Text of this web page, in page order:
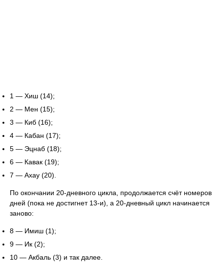
1 — Хиш (14);
2 — Мен (15);
3 — Киб (16);
4 — Кабан (17);
5 — Эцнаб (18);
6 — Кавак (19);
7 — Ахау (20).
По окончании 20-дневного цикла, продолжается счёт номеров
дней (пока не достигнет 13-и), а 20-дневный цикл начинается
заново:
8 — Имиш (1);
9 — Ик (2);
10 — Акбаль (3) и так далее.